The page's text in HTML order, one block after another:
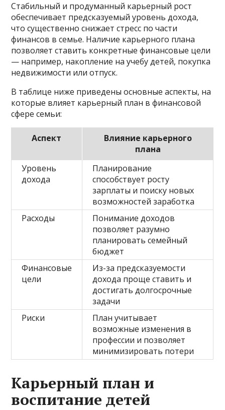
Стабильный и продуманный карьерный рост
обеспечивает предсказуемый уровень дохода,
что существенно снижает стресс по части
финансов в семье. Наличие карьерного плана
позволяет ставить конкретные финансовые цели
— например, накопление на учебу детей, покупка
недвижимости или отпуск.
В таблице ниже приведены основные аспекты, на
которые влияет карьерный план в финансовой
сфере семьи:
Аспект
Влияние карьерного
плана
Уровень
дохода
Планирование
способствует росту
зарплаты и поиску новых
возможностей заработка
Расходы
Понимание доходов
позволяет разумно
планировать семейный
бюджет
Финансовые
цели
Из-за предсказуемости
дохода проще ставить и
достигать долгосрочные
задачи
Риски
План учитывает
возможные изменения в
профессии и позволяет
минимизировать потери
Карьерный план и
воспитание детей